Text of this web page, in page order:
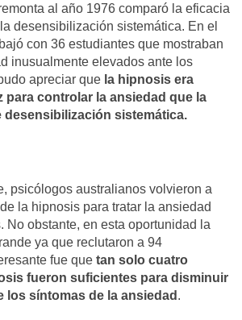
al año 1976 comparó la eficacia
desensibilización sistemática. En el
con 36 estudiantes que mostraban
inusualmente elevados ante los
apreciar que la hipnosis era
para controlar la ansiedad que la
desensibilización sistemática.
psicólogos australianos volvieron a
la hipnosis para tratar la ansiedad
No obstante, en esta oportunidad la
ya que reclutaron a 94
fue que tan solo cuatro
fueron suficientes para disminuir
los síntomas de la ansiedad .